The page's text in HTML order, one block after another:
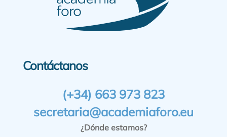
Contáctanos
(+34) 663 973 823
secretaria@academiaforo.eu
¿Dónde estamos?